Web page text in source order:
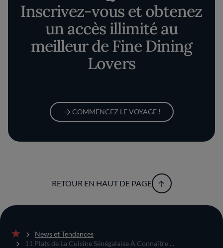
Inscrivez-vous et obtenez
un accès illimité au
meilleur de Fine Dining
Lovers
COMMENCEZ LE VOYAGE !
RETOUR EN HAUT DE PAGE
Accueil
News et Tendances
11 Plats de La Cuisine Sénégalaise À Connaître ...